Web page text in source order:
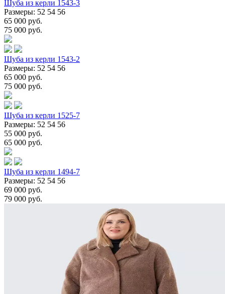
Шуба из керли 1543-3
Размеры: 52 54 56
65 000 руб.
75 000 руб.
Шуба из керли 1543-2
Размеры: 52 54 56
65 000 руб.
75 000 руб.
Шуба из керли 1525-7
Размеры: 52 54 56
55 000 руб.
65 000 руб.
Шуба из керли 1494-7
Размеры: 52 54 56
69 000 руб.
79 000 руб.